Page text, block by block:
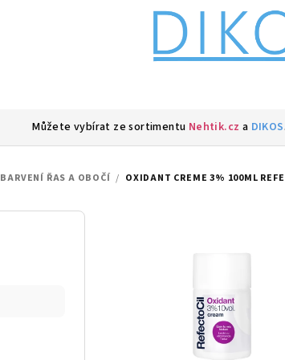
Můžete vybírat ze sortimentu Nehtik.cz a DIKOS
BARVENÍ ŘAS A OBOČÍ / OXIDANT CREME 3% 100ML